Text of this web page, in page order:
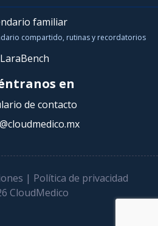
familiar
compartido, rutinas y recordatorios
en
de contacto
| Política de privacidad
CloudMedico